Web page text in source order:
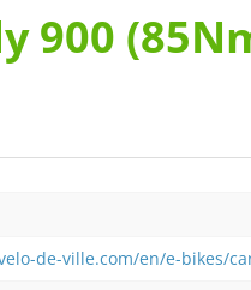
900
de-ville.com/en/e-bikes/